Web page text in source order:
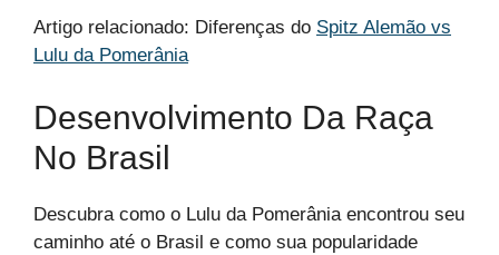
Artigo relacionado: Diferenças do Spitz Alemão vs
Lulu da Pomerânia
Desenvolvimento Da Raça
No Brasil
Descubra como o Lulu da Pomerânia encontrou seu
caminho até o Brasil e como sua popularidade